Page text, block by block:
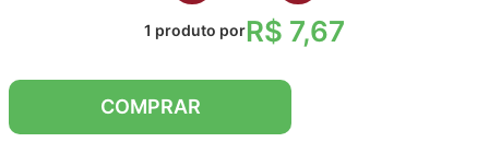
1 produto porR$ 7,67
COMPRAR